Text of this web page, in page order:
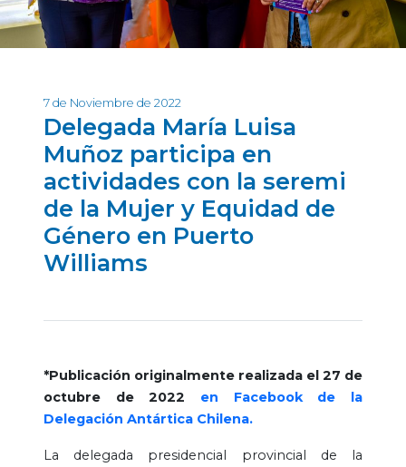
7 de Noviembre de 2022
Delegada María Luisa
Muñoz participa en
actividades con la seremi
de la Mujer y Equidad de
Género en Puerto
Williams
*Publicación originalmente realizada el 27 de
octubre de 2022 en Facebook de la
Delegación Antártica Chilena.
La delegada presidencial provincial de la